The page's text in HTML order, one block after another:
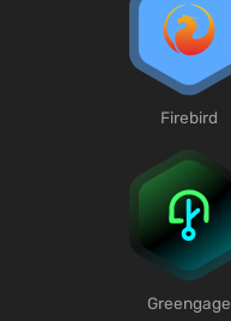
Firebird
Greengage